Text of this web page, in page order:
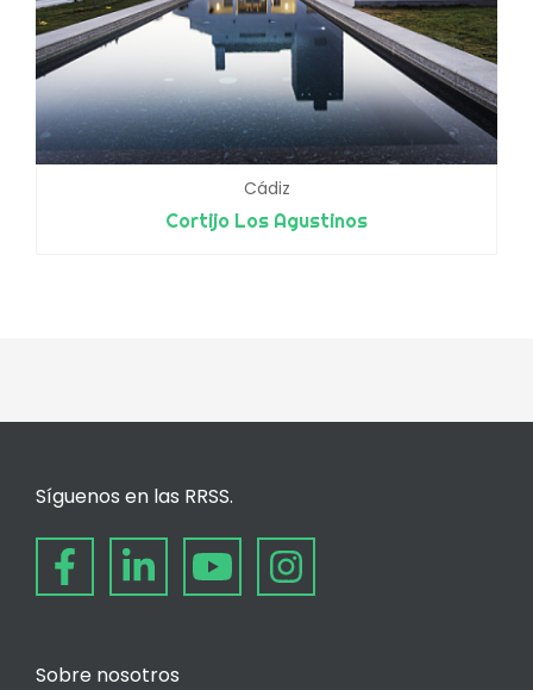
Cádiz
Cortijo Los Agustinos
Síguenos en las RRSS.
Sobre nosotros